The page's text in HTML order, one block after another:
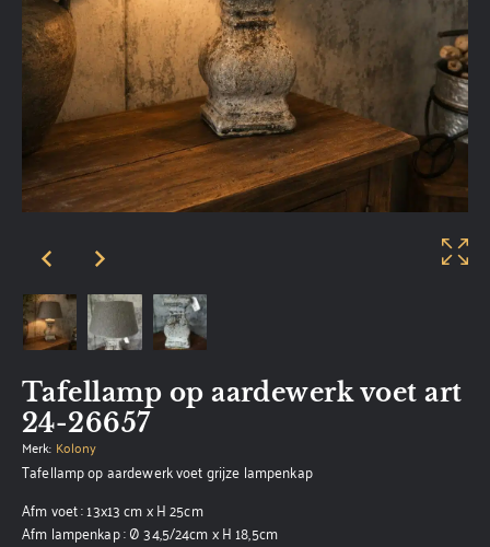
Tafellamp op aardewerk voet art
24-26657
Merk: Kolony
Tafellamp op aardewerk voet grijze lampenkap
Afm voet : 13x13 cm x H 25cm
Afm lampenkap : Ø 34,5/24cm x H 18,5cm